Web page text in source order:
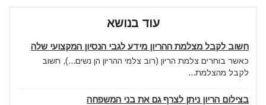
עוד בנושא
חשוב לקבל מצלמת ההריון מידע לגבי הנסיון המקצועי שלה
כאשר בוחרים צלמת הריון (רוב צלמי ההריון הן נשים...), חשוב
לקבל מהצלמת...
בצילום הריון ניתן לצרף גם את בני המשפחה